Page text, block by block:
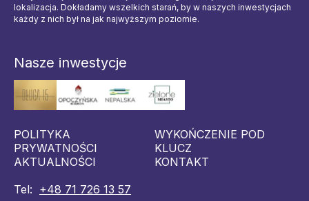
lokalizacja. Dokładamy wszelkich starań, by w naszych inwestycjach
każdy z nich był na jak najwyższym poziomie.
Nasze inwestycje
POLITYKA
PRYWATNOŚCI
WYKOŃCZENIE POD
KLUCZ
AKTUALNOŚCI
KONTAKT
Tel: +48 71 726 13 57